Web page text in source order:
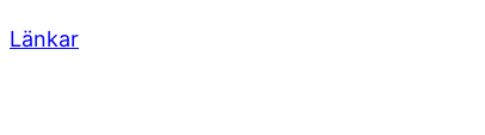
Länkar